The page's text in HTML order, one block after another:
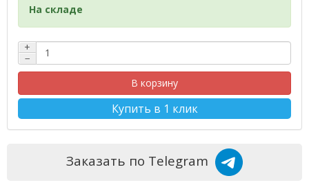
На складе
+
−
В корзину
Купить в 1 клик
Заказать по Telegram